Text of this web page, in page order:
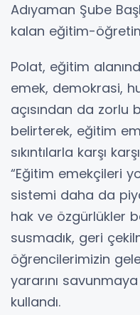
Adıyaman Şube
kalan eğitim-
Polat, eğitim
emek, demokrasi,
açısından da zorlu
belirterek, eğitim
sıkıntılarla karşı
“Eğitim emekçileri
sistemi daha da
hak ve özgürlükler
susmadık, geri
öğrencilerimizin
yararını
kullandı.